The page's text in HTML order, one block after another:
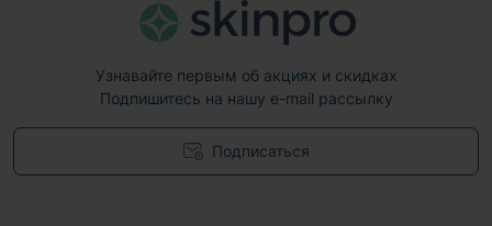
Узнавайте первым об акциях и скидках
Подпишитесь на нашу e-mail рассылку
Подписаться